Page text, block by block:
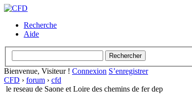
Recherche
Aide
Bienvenue, Visiteur ! Connexion S’enregistrer
CFD › forum › cfd
le reseau de Saone et Loire des chemins de fer dep